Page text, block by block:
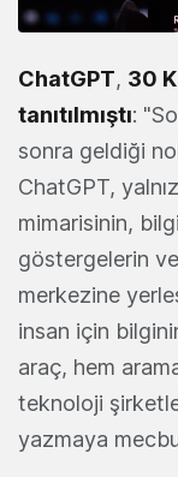
ChatGPT, 30
tanıtılmıştı:
sonra geldiği
ChatGPT,
mimarisinin,
göstergelerin
merkezine
insan için
araç, hem
teknoloji
yazmaya